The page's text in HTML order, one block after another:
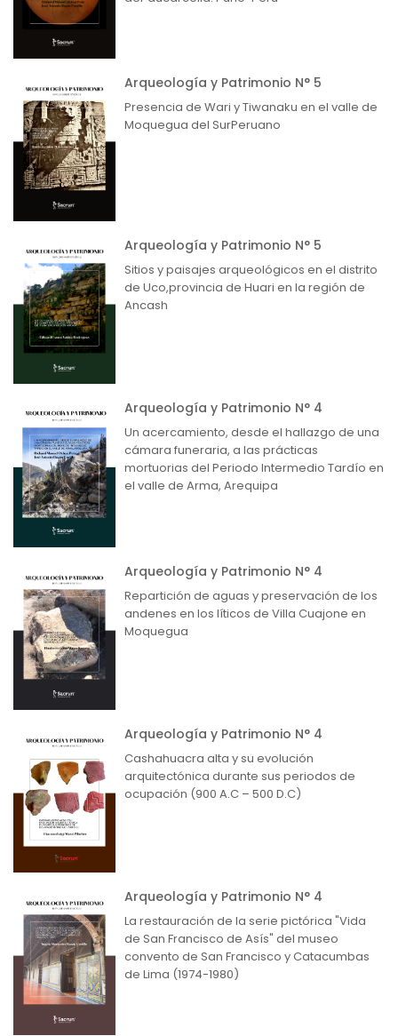
Arqueología y Patrimonio N° 5
Presencia de Wari y Tiwanaku en el valle de
Moquegua del SurPeruano
Arqueología y Patrimonio N° 5
Sitios y paisajes arqueológicos en el distrito
de Uco,provincia de Huari en la región de
Ancash
Arqueología y Patrimonio N° 4
Un acercamiento, desde el hallazgo de una
cámara funeraria, a las prácticas
mortuorias del Periodo Intermedio Tardío en
el valle de Arma, Arequipa
Arqueología y Patrimonio N° 4
Repartición de aguas y preservación de los
andenes en los líticos de Villa Cuajone en
Moquegua
Arqueología y Patrimonio N° 4
Cashahuacra alta y su evolución
arquitectónica durante sus periodos de
ocupación (900 A.C – 500 D.C)
Arqueología y Patrimonio N° 4
La restauración de la serie pictórica "Vida
de San Francisco de Asís" del museo
convento de San Francisco y Catacumbas
de Lima (1974-1980)